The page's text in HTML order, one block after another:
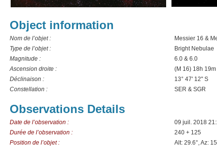
Object information
Nom de l’objet :
Messier 16 &
Type de l’objet :
Bright Nebulae
Magnitude :
6.0 & 6.0
Ascension droite :
(M 16) 18h
Déclinaison :
13° 47' 12" S
Constellation :
SER & SGR
Observations Details
Date de l’observation :
09 juil. 2018
Durée de l’observation :
240 + 125
Position de l’objet :
Alt: 29.6°, Az: